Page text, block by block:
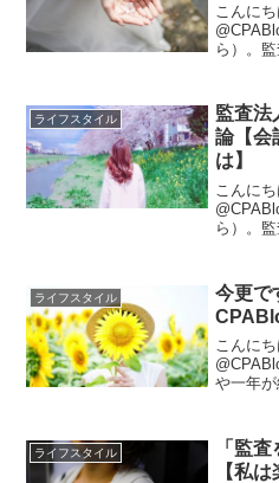
こんに
ら）。
った一
競争に
ができ
ライフスタイル
監査法
論【会
は】
こんに
ら）。
目標は
成なら
を分析
ライフスタイル
今更で
こんにち
や一年
き綴っ
読んで
読んで
とうご
ライフスタイル
「監
【私